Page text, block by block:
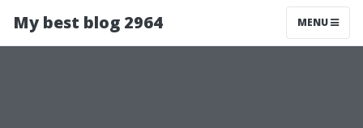
My best blog 2964 MENU